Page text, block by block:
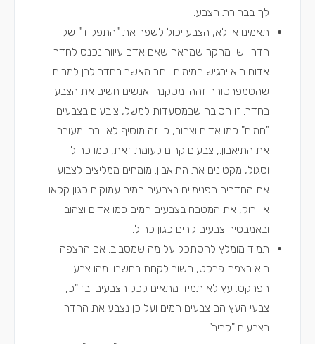
לך בבחירת הצבע.
תאמינו או לא, הצבע יכול לשפר את "התפקוד" של
חדר. יש מחקר שמראה שאם אדם עיוור נכנס לחדר
אדום הוא ירגיש חמימות יותר מאשר בחדר לבן למרות
שהטמפרטורה זהה. מסקנה: אנשים חשים את הצבע
בחדר. זו הסיבה שבמסעדות למשל, צובעים בצבעים
"חמים" כמו אדום וצהוב, כי זה מוסיף לאווירה ומעורר
את התיאבון., צבעים קרים לעומת זאת, כמו כחול
וסגול, מקטינים את התיאבון. מומחים ממליצים לצבוע
את החדרים הפנימיים בצבעים חמים עמוקים כגון קקאו
או ירוק, את המטבח בצבעים חמים כמו אדום וצהוב
ובאמבטיה צבעים קרים כגון כחול.
תמיד מומלץ להסתכל על מה שמסביב. אם הרצפה
היא רצפת פרקט, חשוב לקחת בחשבון מהו צבע
הפרקט. עץ לא תמיד מתאים לכל הצבעים. בד"כ,
צבעי העץ הם צבעים חמים ועל כן נצבע את החדר
בצבעים "קרים".